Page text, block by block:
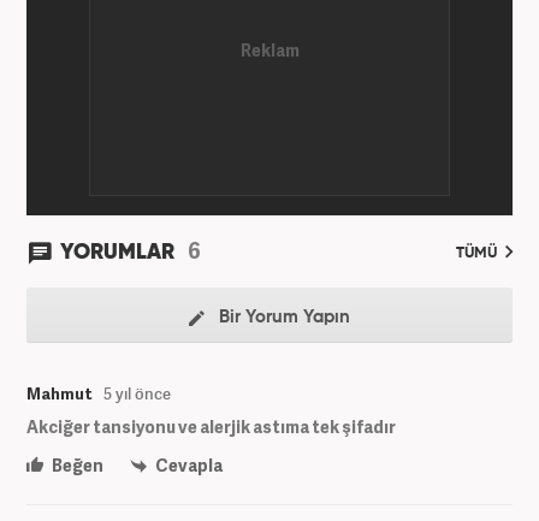
YORUMLAR 6 TÜMÜ
Bir Yorum Yapın
Mahmut 5 yıl önce
Akciğer tansiyonu ve alerjik astıma tek şifadır
Beğen
Cevapla